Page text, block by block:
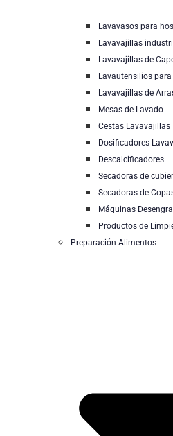
Lavavasos para
Lavavajillas
Lavavajillas de
Lavautensilios
Lavavajillas de
Mesas de Lavado
Cestas Lavavajillas
Dosificadores
Descalcificadores
Secadoras de
Secadoras de
Máquinas
Productos de
Preparación Alimentos